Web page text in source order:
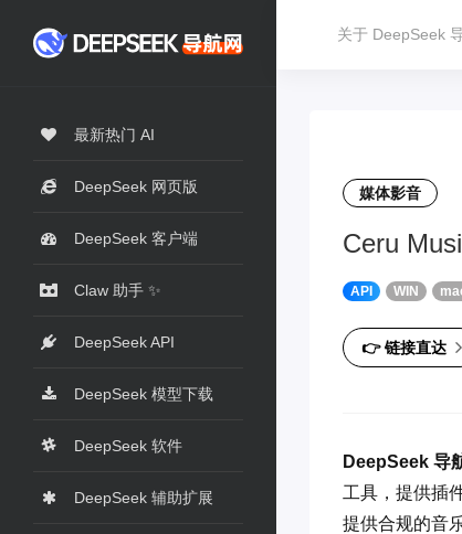
最新热门 AI
DeepSeek 网页版
DeepSeek 客户端
Claw 助手 ✨
DeepSeek API
DeepSeek 模型下载
DeepSeek 软件
DeepSeek 辅助扩展
关于 DeepSeek
媒体影音
Ceru
API WIN
👉 链接直达
DeepSeek 导
工具，提供插
提供合规的音